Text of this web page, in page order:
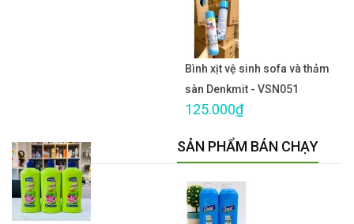
Bình xịt vệ sinh sofa và thảm
sàn Denkmit - VSN051
125.000₫
SẢN PHẨM BÁN CHẠY